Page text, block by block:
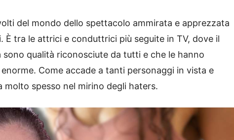
del mondo dello spettacolo ammirata e apprezzata
È tra le attrici e conduttrici più seguite in TV, dove il
qualità riconosciute da tutti e che le hanno
Come accade a tanti personaggi in vista e
spesso nel mirino degli haters.